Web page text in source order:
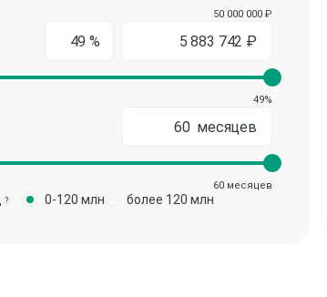
50 000 000 ₽
49%
60 месяцев
? 0-120 млн более 120 млн